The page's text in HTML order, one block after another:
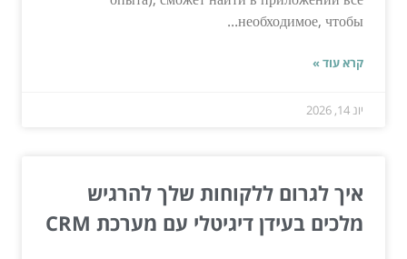
необходимое, чтобы...
קרא עוד »
יונ 14, 2026
איך לגרום ללקוחות שלך להרגיש
מלכים בעידן דיגיטלי עם מערכת CRM